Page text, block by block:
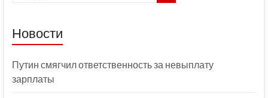
Новости
Путин смягчил ответственность за невыплату
зарплаты